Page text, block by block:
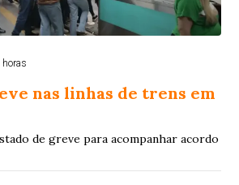
horas
nas linhas de trens em
de greve para acompanhar acordo